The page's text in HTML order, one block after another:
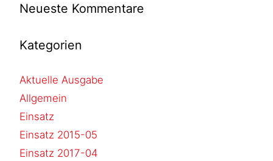
Neueste Kommentare
Kategorien
Aktuelle Ausgabe
Allgemein
Einsatz
Einsatz 2015-05
Einsatz 2017-04